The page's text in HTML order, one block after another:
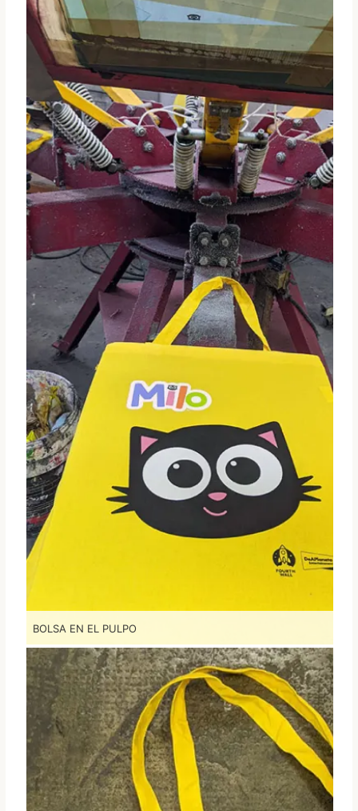
BOLSA EN EL PULPO